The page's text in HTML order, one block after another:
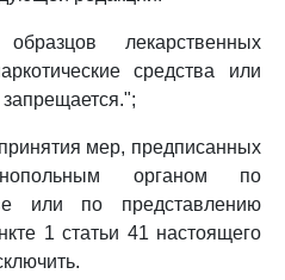
лекарственных
средства или
мер, предписанных
органом по
или по представлению
1 статьи 41 настоящего